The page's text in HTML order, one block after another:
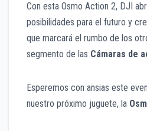
Con esta Osmo Action 2, DJI
posibilidades para el futuro y
que marcará el rumbo de los
segmento de las Cámaras de
Esperemos con ansias este
nuestro próximo juguete, la